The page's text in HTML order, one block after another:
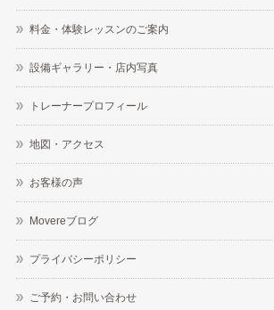
料金・体験レッスンのご案内
設備ギャラリー・店内写真
トレーナープロフィール
地図・アクセス
お客様の声
Movereブログ
プライバシーポリシー
ご予約・お問い合わせ